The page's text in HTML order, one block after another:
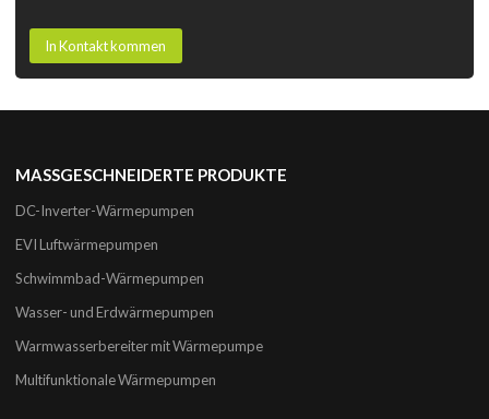
In Kontakt kommen
MASSGESCHNEIDERTE PRODUKTE
DC-Inverter-Wärmepumpen
EVI Luftwärmepumpen
Schwimmbad-Wärmepumpen
Wasser- und Erdwärmepumpen
Warmwasserbereiter mit Wärmepumpe
Multifunktionale Wärmepumpen